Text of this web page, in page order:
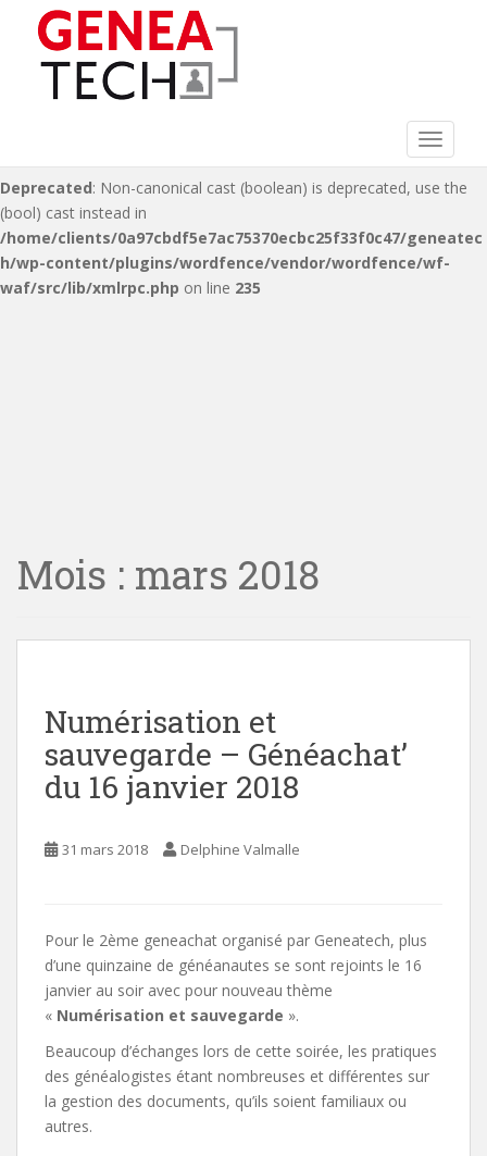
Deprecated: Non-canonical cast (double) is deprecated, use the
(float) cast instead in
/home/clients/0a97cbdf5e7ac75370ecbc25f33f0c47/geneatec
Deprecated: Non-canonical cast (boolean) is deprecated, use the
(bool) cast instead in
/home/clients/0a97cbdf5e7ac75370ecbc25f33f0c47/geneatec
h/wp-content/plugins/wordfence/vendor/wordfence/wf-
waf/src/lib/xmlrpc.php on line 235
Toggle
Mois : mars 2018
Numérisation et
sauvegarde – Généachat’
du 16 janvier 2018
31 mars 2018 Delphine Valmalle
Pour le 2ème geneachat organisé par Geneatech, plus
d’une quinzaine de généanautes se sont rejoints le 16
janvier au soir avec pour nouveau thème
« Numérisation et sauvegarde ».
Beaucoup d’échanges lors de cette soirée, les pratiques
des généalogistes étant nombreuses et différentes sur
la gestion des documents, qu’ils soient familiaux ou
autres.